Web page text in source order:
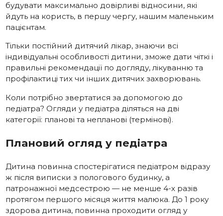
будувати максимально довірливі відносини, які
йдуть на користь, в першу чергу, нашим маленьким
пацієнтам.
Тільки постійний дитячий лікар, знаючи всі
індивідуальні особливості дитини, зможе дати чіткі і
правильні рекомендації по догляду, лікуванню та
профілактиці тих чи інших дитячих захворювань.
Коли потрібно звертатися за допомогою до
педіатра? Огляди у педіатра діляться на дві
категорії: планові та непланові (термінові).
Плановий огляд у педіатра
Дитина повинна спостерігатися педіатром відразу
ж після виписки з пологового будинку, а
патронажної медсестрою — не менше 4-х разів
протягом першого місяця життя малюка. До 1 року
здорова дитина, повинна проходити огляд у